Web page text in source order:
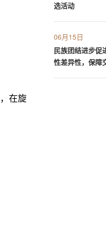
在旋
选活动
06月15日
民族团结进步促
性差异性，保障